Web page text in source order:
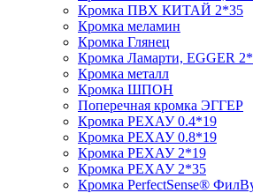
Кромка ПВХ КИТАЙ 2*35
Кромка меламин
Кромка Глянец
Кромка Ламарти, EGGER
Кромка металл
Кромка ШПОН
Поперечная кромка ЭГГЕР
Кромка PЕХАУ 0.4*19
Кромка PЕХАУ 0.8*19
Кромка PЕХАУ 2*19
Кромка PЕХАУ 2*35
Кромка PerfectSense®